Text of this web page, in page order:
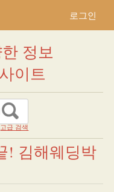
로그인
정보
이트
고급 검색
! 김해웨딩박